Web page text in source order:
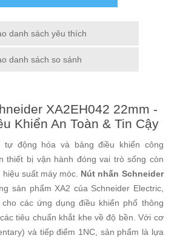
danh sách yêu thích
danh sách so sánh
XA2EH042 22mm -
Khiển An Toàn & Tin Cậy
tự động hóa và bảng điều khiển công
thiết bị vận hành đóng vai trò sống còn
suất máy móc. Nút nhấn Schneider
sản phẩm XA2 của Schneider Electric,
các ứng dụng điều khiển phổ thông
tiêu chuẩn khắt khe về độ bền. Với cơ
và tiếp điểm 1NC, sản phẩm là lựa